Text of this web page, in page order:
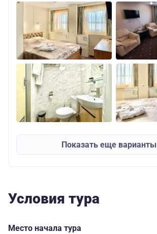
Показать еще варианты
Условия тура
Место начала тура